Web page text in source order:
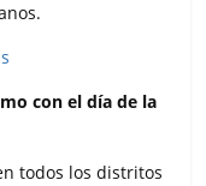
con el día de la
todos los distritos